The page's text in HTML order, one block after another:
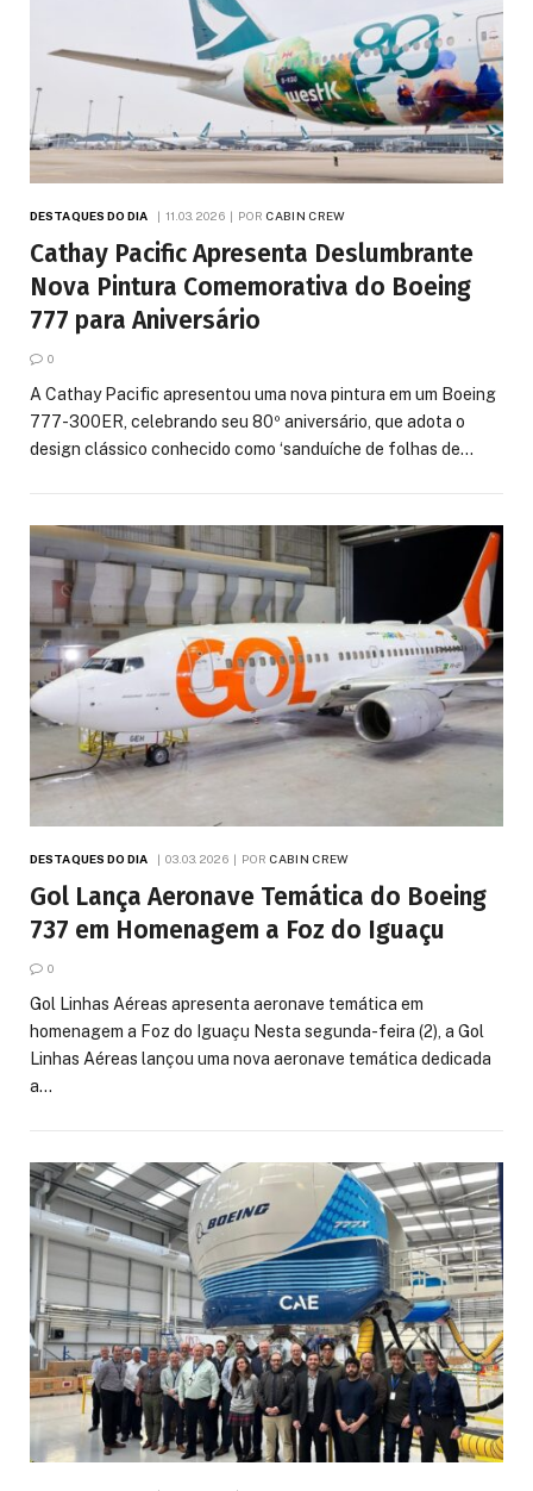
DESTAQUES DO DIA 11.03.2026 POR CABIN CREW
Cathay Pacific Apresenta Deslumbrante
Nova Pintura Comemorativa do Boeing
777 para Aniversário
0
A Cathay Pacific apresentou uma nova pintura em um Boeing
777-300ER, celebrando seu 80º aniversário, que adota o
design clássico conhecido como ‘sanduíche de folhas de…
DESTAQUES DO DIA 03.03.2026 POR CABIN CREW
Gol Lança Aeronave Temática do Boeing
737 em Homenagem a Foz do Iguaçu
0
Gol Linhas Aéreas apresenta aeronave temática em
homenagem a Foz do Iguaçu Nesta segunda-feira (2), a Gol
Linhas Aéreas lançou uma nova aeronave temática dedicada
a…